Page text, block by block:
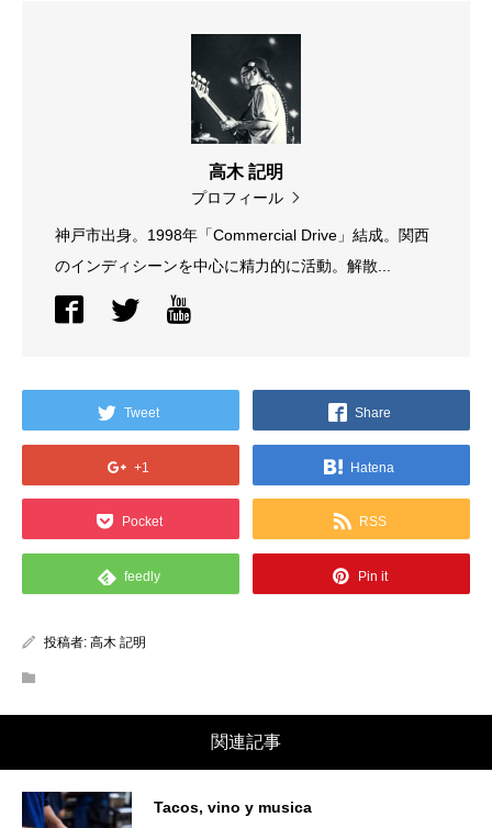
高木 記明
プロフィール
神戸市出身。1998年「Commercial Drive」結成。関西
のインディシーンを中心に精力的に活動。解散...
Tweet Share
+1 Hatena
Pocket RSS
feedly Pin it
投稿者: 高木 記明
関連記事
Tacos, vino y musica